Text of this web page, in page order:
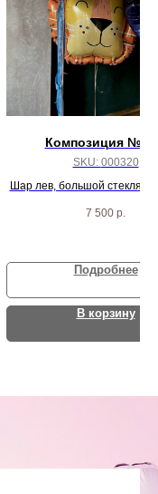
Композиция №
SKU: 000320
Шар лев, большой
7 500 р.
Подробнее
В корзину